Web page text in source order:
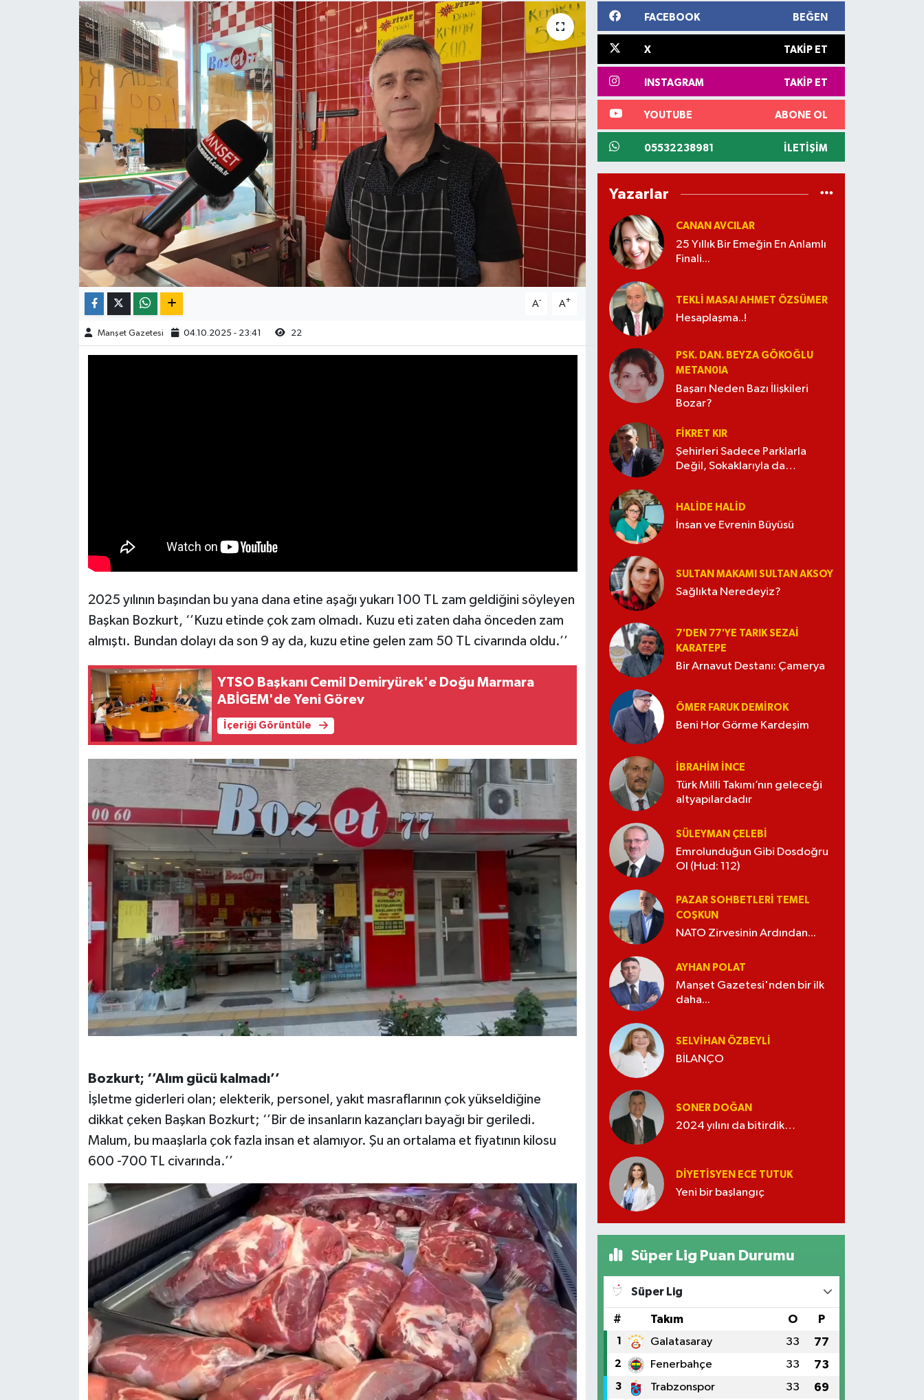
A- A+
Manşet Gazetesi 04.10.2025 - 23:41 22
2025 yılının başından bu yana dana etine aşağı yukarı 100 TL zam geldiğini söyleyen
Başkan Bozkurt, ‘’Kuzu etinde çok zam olmadı. Kuzu eti zaten daha önceden zam
almıştı. Bundan dolayı da son 9 ay da, kuzu etine gelen zam 50 TL civarında oldu.’’
YTSO Başkanı Cemil Demiryürek'e Doğu Marmara
ABİGEM'de Yeni Görev
İçeriği Görüntüle
Bozkurt; ‘’Alım gücü kalmadı’’
İşletme giderleri olan; elekterik, personel, yakıt masraflarının çok yükseldiğine
dikkat çeken Başkan Bozkurt; ‘’Bir de insanların kazançları bayağı bir geriledi.
Malum, bu maaşlarla çok fazla insan et alamıyor. Şu an ortalama et fiyatının kilosu
600 -700 TL civarında.’’
FACEBOOK BEĞEN
X TAKIP ET
INSTAGRAM TAKIP ET
YOUTUBE ABONE OL
05532238981 İLETIŞIM
Yazarlar
CANAN AVCILAR
25 Yıllık Bir Emeğin En Anlamlı
Finali...
TEKLI MASA! AHMET ÖZSÜMER
Hesaplaşma..!
PSK. DAN. BEYZA GÖKOĞLU
METAN0IA
Başarı Neden Bazı İlişkileri
Bozar?
FIKRET KIR
Şehirleri Sadece Parklarla
Değil, Sokaklarıyla da
HALIDE HALID
İnsan ve Evrenin Büyüsü
SULTAN MAKAMI SULTAN AKSOY
Sağlıkta Neredeyiz?
7'DEN 77'YE TARIK SEZAI
KARATEPE
Bir Arnavut Destanı: Çamerya
ÖMER FARUK DEMIROK
Beni Hor Görme Kardeşim
İBRAHIM İNCE
Türk Milli Takımı’nın geleceği
altyapılardadır
SÜLEYMAN ÇELEBI
Emrolunduğun Gibi Dosdoğru
Ol (Hud: 112)
PAZAR SOHBETLERI TEMEL
COŞKUN
NATO Zirvesinin Ardından...
AYHAN POLAT
Manşet Gazetesi'nden bir ilk
daha...
SELVIHAN ÖZBEYLI
BİLANÇO
SONER DOĞAN
2024 yılını da bitirdik…
DIYETISYEN ECE TUTUK
Yeni bir başlangıç
Süper Lig Puan Durumu
Süper Lig
# Takım O P
1 Galatasaray 33 77
2 Fenerbahçe 33 73
3 Trabzonspor 33 69